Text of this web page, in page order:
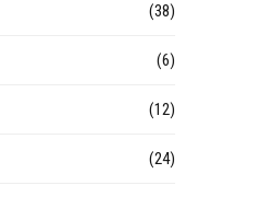
(38)
(6)
(12)
(24)